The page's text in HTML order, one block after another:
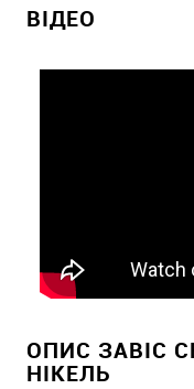
ВІДЕО
ОПИС ЗАВІС
НІКЕЛЬ